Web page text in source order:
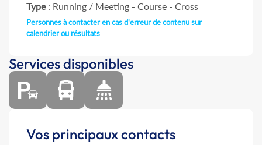
Type: Running / Meeting - Course - Cross
Personnes à contacter en cas d'erreur de contenu sur
calendrier ou résultats
Services disponibles
Vos principaux contacts